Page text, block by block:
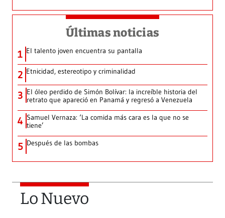
Últimas noticias
1 El talento joven encuentra su pantalla​
2 Etnicidad, estereotipo y criminalidad
3 El óleo perdido de Simón Bolívar: la increíble historia del
retrato que apareció en Panamá y regresó a Venezuela
4 Samuel Vernaza: ‘La comida más cara es la que no se
tiene’
5 Después de las bombas
Lo Nuevo